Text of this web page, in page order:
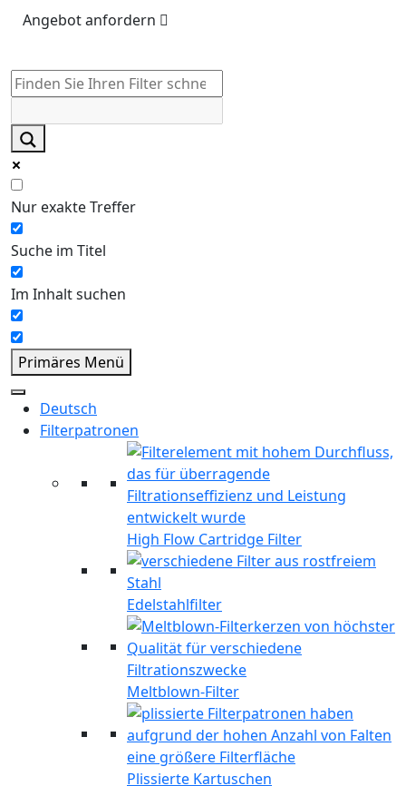
Angebot anfordern
Nur exakte Treffer
Suche im Titel
Im Inhalt suchen
Primäres Menü
Deutsch
Filterpatronen
High Flow Cartridge Filter
Edelstahlfilter
Meltblown-Filter
Plissierte Kartuschen